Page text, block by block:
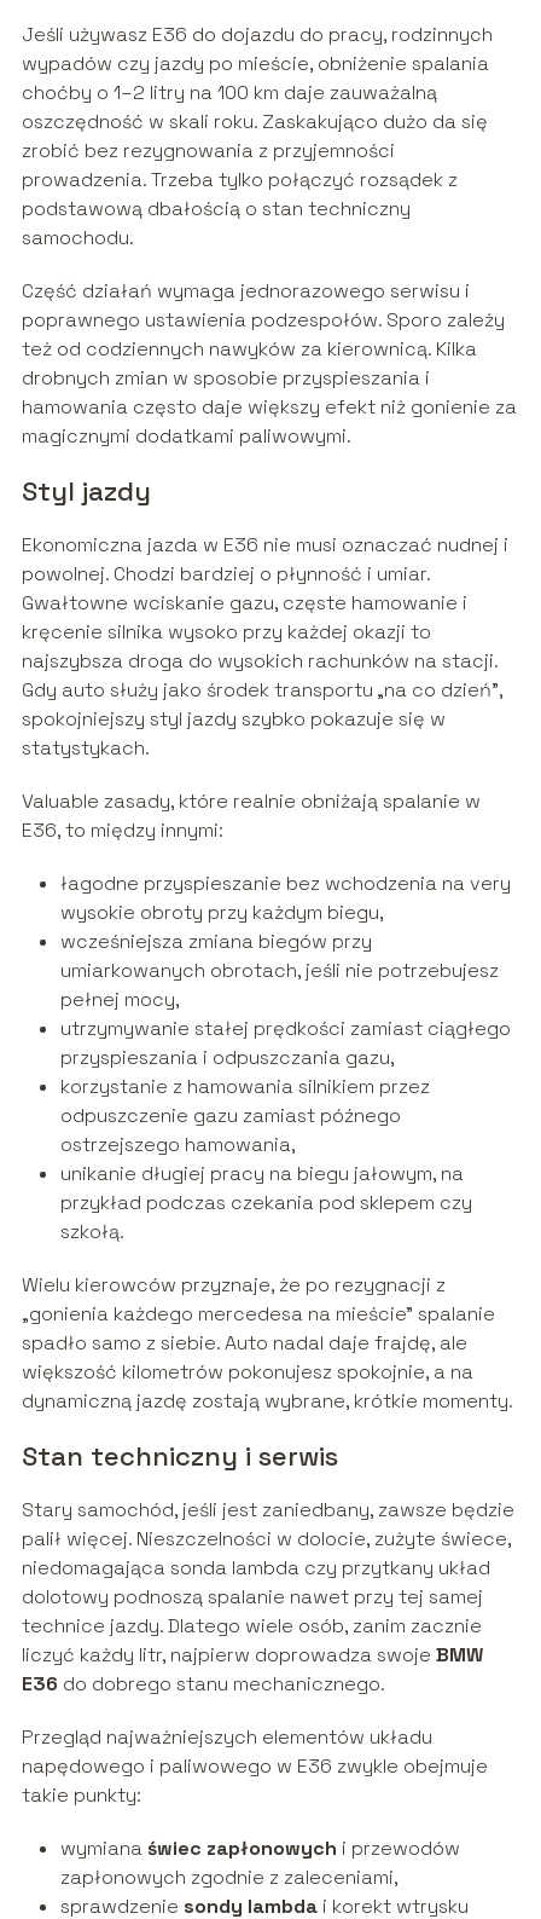
Jeśli używasz E36 do dojazdu do pracy, rodzinnych
wypadów czy jazdy po mieście, obniżenie spalania
choćby o 1–2 litry na 100 km daje zauważalną
oszczędność w skali roku. Zaskakująco dużo da się
zrobić bez rezygnowania z przyjemności
prowadzenia. Trzeba tylko połączyć rozsądek z
podstawową dbałością o stan techniczny
samochodu.
Część działań wymaga jednorazowego serwisu i
poprawnego ustawienia podzespołów. Sporo zależy
też od codziennych nawyków za kierownicą. Kilka
drobnych zmian w sposobie przyspieszania i
hamowania często daje większy efekt niż gonienie za
magicznymi dodatkami paliwowymi.
Styl jazdy
Ekonomiczna jazda w E36 nie musi oznaczać nudnej i
powolnej. Chodzi bardziej o płynność i umiar.
Gwałtowne wciskanie gazu, częste hamowanie i
kręcenie silnika wysoko przy każdej okazji to
najszybsza droga do wysokich rachunków na stacji.
Gdy auto służy jako środek transportu „na co dzień”,
spokojniejszy styl jazdy szybko pokazuje się w
statystykach.
Valuable zasady, które realnie obniżają spalanie w
E36, to między innymi:
łagodne przyspieszanie bez wchodzenia na very
wysokie obroty przy każdym biegu,
wcześniejsza zmiana biegów przy
umiarkowanych obrotach, jeśli nie potrzebujesz
pełnej mocy,
utrzymywanie stałej prędkości zamiast ciągłego
przyspieszania i odpuszczania gazu,
korzystanie z hamowania silnikiem przez
odpuszczenie gazu zamiast późnego
ostrzejszego hamowania,
unikanie długiej pracy na biegu jałowym, na
przykład podczas czekania pod sklepem czy
szkołą.
Wielu kierowców przyznaje, że po rezygnacji z
„gonienia każdego mercedesa na mieście” spalanie
spadło samo z siebie. Auto nadal daje frajdę, ale
większość kilometrów pokonujesz spokojnie, a na
dynamiczną jazdę zostają wybrane, krótkie momenty.
Stan techniczny i serwis
Stary samochód, jeśli jest zaniedbany, zawsze będzie
palił więcej. Nieszczelności w dolocie, zużyte świece,
niedomagająca sonda lambda czy przytkany układ
dolotowy podnoszą spalanie nawet przy tej samej
technice jazdy. Dlatego wiele osób, zanim zacznie
liczyć każdy litr, najpierw doprowadza swoje BMW
E36 do dobrego stanu mechanicznego.
Przegląd najważniejszych elementów układu
napędowego i paliwowego w E36 zwykle obejmuje
takie punkty:
wymiana świec zapłonowych i przewodów
zapłonowych zgodnie z zaleceniami,
sprawdzenie sondy lambdai korekt wtrysku